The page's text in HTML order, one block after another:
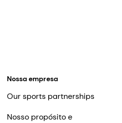
Nossa empresa
Our sports partnerships
Nosso propósito e